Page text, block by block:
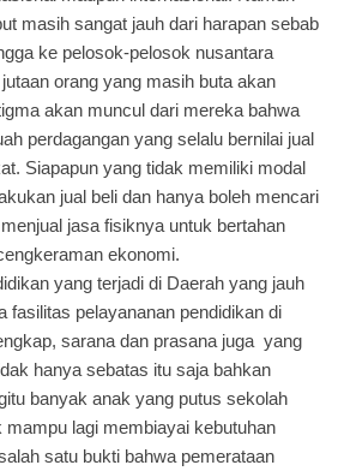
masih sangat jauh dari harapan sebab
ke pelosok-pelosok nusantara
orang yang masih buta akan
akan muncul dari mereka bahwa
perdagangan yang selalu bernilai jual
Siapapun yang tidak memiliki modal
jual beli dan hanya boleh mencari
jasa fisiknya untuk bertahan
ekonomi.
yang terjadi di Daerah yang jauh
fasilitas pelayananan pendidikan di
sarana dan prasana juga yang
hanya sebatas itu saja bahkan
banyak anak yang putus sekolah
mampu lagi membiayai kebutuhan
satu bukti bahwa pemerataan